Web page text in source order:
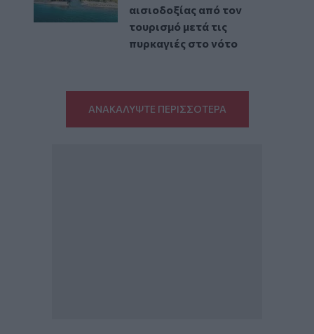
αισιοδοξίας από τον
τουρισμό μετά τις
πυρκαγιές στο νότο
ΑΝΑΚΑΛΥΨΤΕ ΠΕΡΙΣΣΟΤΕΡΑ